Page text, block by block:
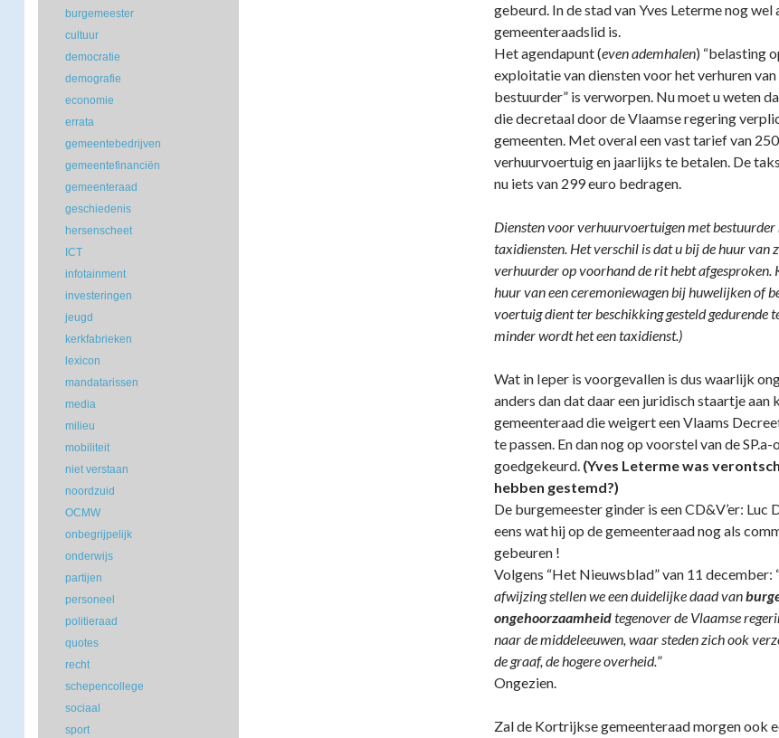
gebeurd. In de stad van Yves Leterme nog wel
gemeenteraadslid is.
Het agendapunt (even ademhalen) “belasting
exploitatie van diensten voor het verhuren
bestuurder” is verworpen. Nu moet u weten
die decretaal door de Vlaamse regering
gemeenten. Met overal een vast tarief van
verhuurvoertuig en jaarlijks te betalen. De
nu iets van 299 euro bedragen.
Diensten voor verhuurvoertuigen met
taxidiensten. Het verschil is dat u bij de huur van
verhuurder op voorhand de rit hebt afgesproken.
huur van een ceremoniewagen bij huwelijken of
voertuig dient ter beschikking gesteld gedurende
minder wordt het een taxidienst.)
Wat in Ieper is voorgevallen is dus waarlijk
anders dan dat daar een juridisch staartje aan
gemeenteraad die weigert een Vlaams
te passen. En dan nog op voorstel van de
goedgekeurd. (Yves Leterme was
hebben gestemd?)
De burgemeester ginder is een CD&V’er: Luc
eens wat hij op de gemeenteraad nog als
gebeuren !
Volgens “Het Nieuwsblad” van 11 december:
afwijzing stellen we een duidelijke daad van
ongehoorzaamheidtegenover de Vlaamse
naar de middeleeuwen, waar steden zich ook
de graaf, de hogere overheid.”
Ongezien.
Zal de Kortrijkse gemeenteraad morgen ook
burgemeester
cultuur
democratie
demografie
economie
errata
gemeentebedrijven
gemeentefinanciën
gemeenteraad
geschiedenis
hersenscheet
ICT
infotainment
investeringen
jeugd
kerkfabrieken
lexicon
mandatarissen
media
milieu
mobiliteit
niet verstaan
noordzuid
OCMW
onbegrijpelijk
onderwijs
partijen
personeel
politieraad
quotes
recht
schepencollege
sociaal
sport